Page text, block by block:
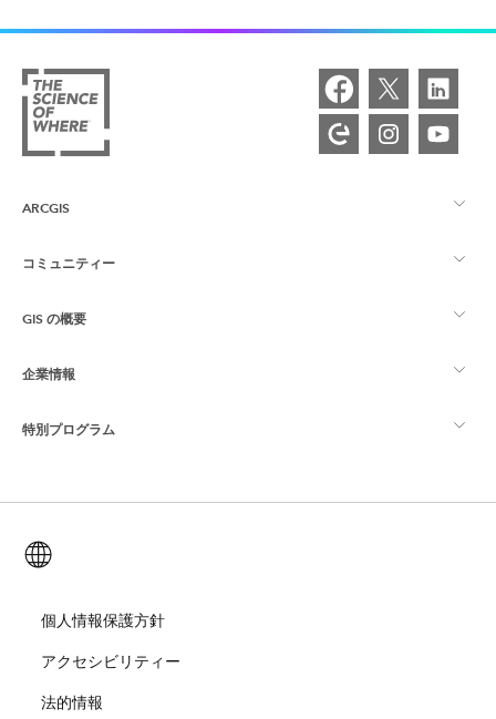
ARCGIS
ArcGIS の概要
マッピング
Esri ストア
コミュニティー
Esri Community
ArcGIS ブログ
ユーザー調査およびテスト
Esri Young Professionals Network
イベント
GIS の概要
GIS とは
ロケーション インテリジェンス
トレーニング
ArcUser
ArcNews
企業情報
Esri について
採用情報
オープンビジョン
特別プログラム
ArcGIS for Student Use
自然保護
災害対応
個人情報保護方針
アクセシビリティー
法的情報